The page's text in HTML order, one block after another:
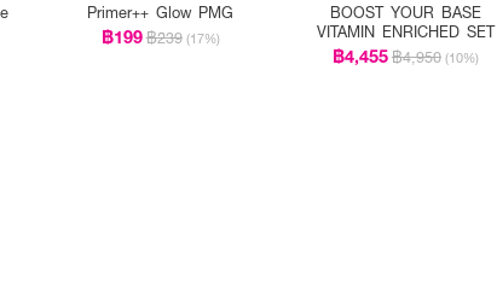
Primer++ Glow PMG
฿199฿239 (17%)
BOOST YOUR BASE
VITAMIN ENRICHED SET
฿4,455฿4,950 (10%)